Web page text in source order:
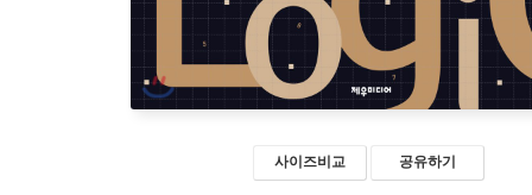
사이즈비교 공유하기